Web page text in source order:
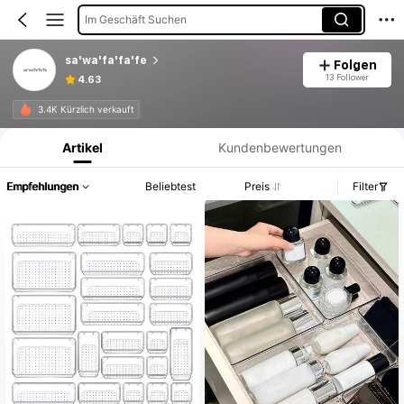
Im Geschäft Suchen
sa'wa'fa'fa'fe
4.63
Folgen
13 Follower
3.4K Kürzlich verkauft
Produktinformation: Preisangabe, Verkaufs- und Lagerbestandsdetails.
Artikel Kundenbewertungen
Empfehlungen Beliebtest Preis Filter